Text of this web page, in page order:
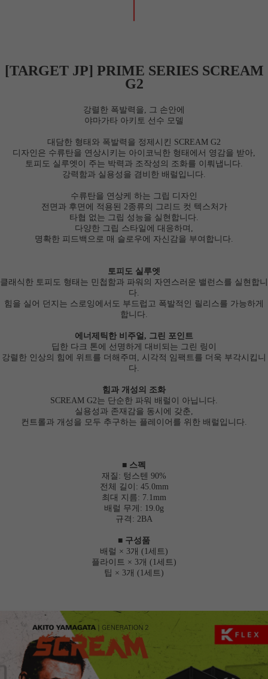
[TARGET JP] PRIME SERIES SCREAM
G2
강렬한 폭발력을, 그 손안에
야마가타 아키토 선수 모델
대담한 형태와 폭발력을 정제시킨 SCREAM G2
디자인은 수류탄을 연상시키는 아이코닉한 형태에서 영감을 받아,
토피도 실루엣이 주는 박력과 조작성의 조화를 이뤄냅니다.
강력함과 실용성을 겸비한 배럴입니다.
수류탄을 연상케 하는 그립 디자인
전면과 후면에 적용된 2종류의 그리드 컷 텍스처가
타협 없는 그립 성능을 실현합니다.
다양한 그립 스타일에 대응하며,
명확한 피드백으로 매 슬로우에 자신감을 부여합니다.
토피도 실루엣
클래식한 토피도 형태는 민첩함과 파워의 자연스러운 밸런스를 실현합니
다.
힘을 실어 던지는 스로잉에서도 부드럽고 폭발적인 릴리스를 가능하게
합니다.
에너제틱한 비주얼, 그린 포인트
딥한 다크 톤에 선명하게 대비되는 그린 링이
강렬한 인상의 힘에 위트를 더해주며, 시각적 임팩트를 더욱 부각시킵니
다.
힘과 개성의 조화
SCREAM G2는 단순한 파워 배럴이 아닙니다.
실용성과 존재감을 동시에 갖춘,
컨트롤과 개성을 모두 추구하는 플레이어를 위한 배럴입니다.
■ 스펙
재질: 텅스텐 90%
전체 길이: 45.0mm
최대 지름: 7.1mm
배럴 무게: 19.0g
규격: 2BA
■ 구성품
배럴 × 3개 (1세트)
플라이트 × 3개 (1세트)
팁 × 3개 (1세트)